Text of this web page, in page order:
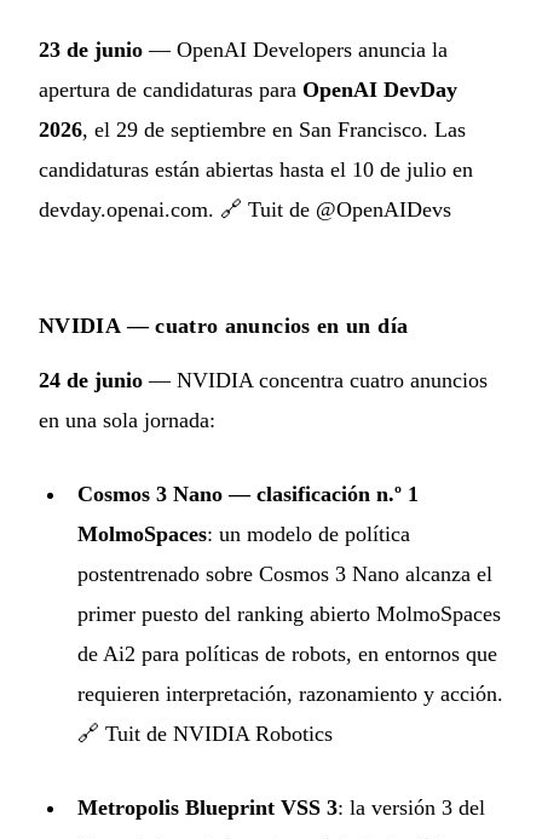
23 de junio — OpenAI Developers anuncia la
apertura de candidaturas para OpenAI DevDay
2026, el 29 de septiembre en San Francisco. Las
candidaturas están abiertas hasta el 10 de julio en
devday.openai.com. 🔗 Tuit de @OpenAIDevs
NVIDIA — cuatro anuncios en un día
24 de junio — NVIDIA concentra cuatro anuncios
en una sola jornada:
Cosmos 3 Nano — clasificación n.º 1
MolmoSpaces: un modelo de política
postentrenado sobre Cosmos 3 Nano alcanza el
primer puesto del ranking abierto MolmoSpaces
de Ai2 para políticas de robots, en entornos que
requieren interpretación, razonamiento y acción.
🔗 Tuit de NVIDIA Robotics
Metropolis Blueprint VSS 3: la versión 3 del